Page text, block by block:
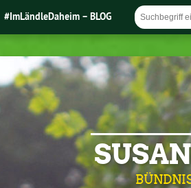
#ImLändleDaheim – BLOG